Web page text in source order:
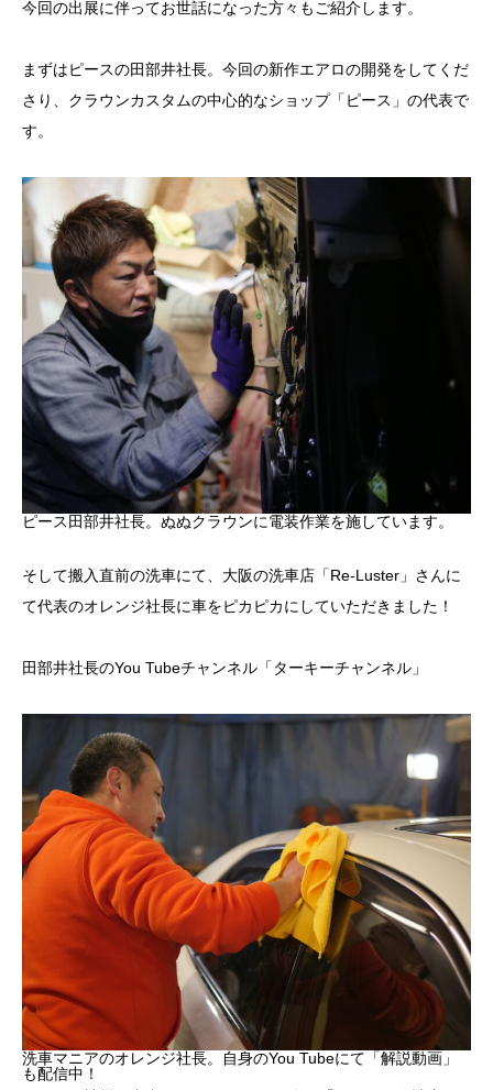
今回の出展に伴ってお世話になった方々もご紹介します。
まずはピースの田部井社長。今回の新作エアロの開発をしてくだ
さり、クラウンカスタムの中心的なショップ「ピース」の代表で
す。
ピース田部井社長。ぬぬクラウンに電装作業を施しています。
そして搬入直前の洗車にて、大阪の洗車店「Re-Luster」さんに
て代表のオレンジ社長に車をピカピカにしていただきました！
田部井社長のYou Tubeチャンネル 「ターキーチャンネル」
洗車マニアのオレンジ社長。自身のYou Tubeにて「解説動画」
も配信中！